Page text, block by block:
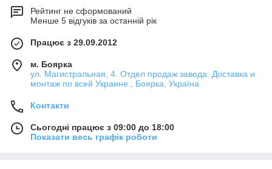
Рейтинг не сформований
Менше 5 відгуків за останній рік
Працює з 29.09.2012
м. Боярка
ул. Магистральная, 4. Отдел продаж завода. Доставка и
монтаж по всей Украине., Боярка, Україна
Контакти
Сьогодні працює з 09:00 до 18:00
Показати весь графік роботи